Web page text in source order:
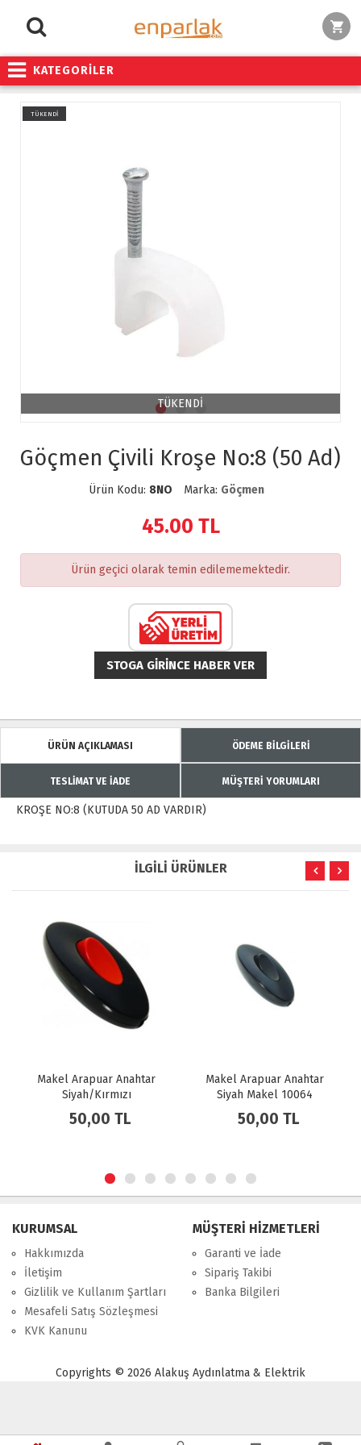
KATEGORİLER
TÜKENDİ
TÜKENDİ
Göçmen Çivili Kroşe No:8 (50 Ad)
Ürün Kodu: 8NO Marka: Göçmen
45.00 TL
Ürün geçici olarak temin edilememektedir.
STOGA GIRINCE HABER VER
ÜRÜN AÇIKLAMASI ÖDEME BİLGİLERİ
TESLİMAT VE İADE MÜŞTERİ YORUMLARI
KROŞE NO:8 (KUTUDA 50 AD VARDIR)
İLGİLİ ÜRÜNLER
Makel Arapuar Anahtar
Siyah/Kırmızı
50,00 TL
Makel Arapuar Anahtar
Siyah Makel 10064
50,00 TL
KURUMSAL
Hakkımızda
İletişim
Gizlilik ve Kullanım Şartları
Mesafeli Satış Sözleşmesi
KVK Kanunu
MÜŞTERİ HİZMETLERİ
Garanti ve İade
Sipariş Takibi
Banka Bilgileri
Copyrights © 2026 Alakuş Aydınlatma & Elektrik